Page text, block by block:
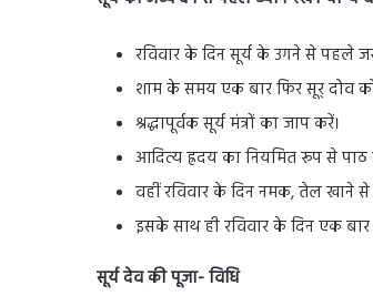
रविवार के दिन सूर्य के उगने से पहले
शाम के समय एक बार फिर सूर् दोव को
श्रद्धापूर्वक सूर्य मंत्रों का जाप करें।
आदित्य ह्रदय का नियमित रूप से पाठ
वहीं रविवार के दिन नमक, तेल खाने
इसके साथ ही रविवार के दिन एक
सूर्य देव की पूजा- विधि